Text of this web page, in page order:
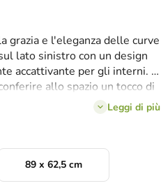
grazia e l'eleganza delle curve
lato sinistro con un design
accattivante per gli interni. È
allo spazio un tocco di
Leggi di più
89 x 62,5 cm